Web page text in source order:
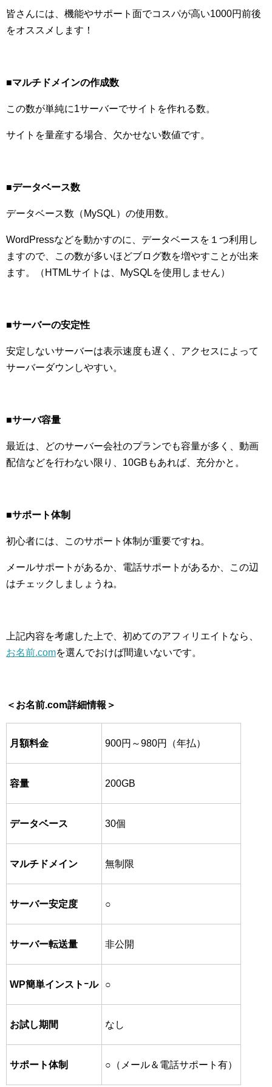
皆さんには、機能やサポート面でコスパが高い1000円前後
をオススメします！
■マルチドメインの作成数
この数が単純に1サーバーでサイトを作れる数。
サイトを量産する場合、欠かせない数値です。
■データベース数
データベース数（MySQL）の使用数。
WordPressなどを動かすのに、データベースを１つ利用し
ますので、この数が多いほどブログ数を増やすことが出来
ます。（HTMLサイトは、MySQLを使用しません）
■サーバーの安定性
安定しないサーバーは表示速度も遅く、アクセスによって
サーバーダウンしやすい。
■サーバ容量
最近は、どのサーバー会社のプランでも容量が多く、動画
配信などを行わない限り、10GBもあれば、充分かと。
■サポート体制
初心者には、このサポート体制が重要ですね。
メールサポートがあるか、電話サポートがあるか、この辺
はチェックしましょうね。
上記内容を考慮した上で、初めてのアフィリエイトなら、
お名前.comを選んでおけば間違いないです。
＜お名前.com詳細情報＞
月額料金 900円～980円（年払）
容量 200GB
データベース 30個
マルチドメイン 無制限
サーバー安定度 ○
サーバー転送量 非公開
WP簡単インストｰル ○
お試し期間 なし
サポート体制 ○（メール＆電話サポート有）